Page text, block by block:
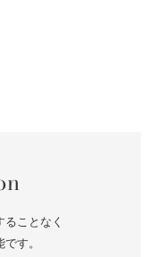
ことなく
す。